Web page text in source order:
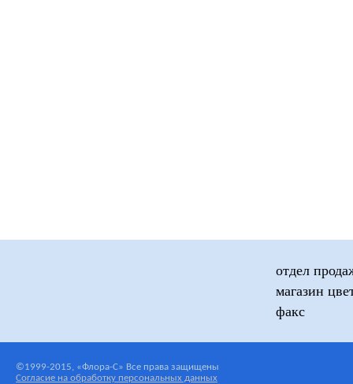
отдел
магазин
факс
©1999-2015, «Флора-С» Все права защищены
Согласие на обработку персональных данных